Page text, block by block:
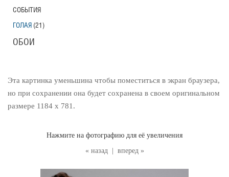
« назад вперед »
Нажмите на фотографию для её увеличения
Эта картинка уменьшина чтобы поместиться в экран браузера,
но при сохранении она будет сохранена в своем оригинальном
размере 1184 x 781.
СОБЫТИЯ
ГОЛАЯ (21 )
ОБОИ